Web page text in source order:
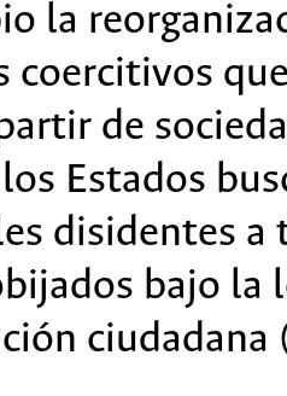
la
de
Estados
disidentes a
bajo la